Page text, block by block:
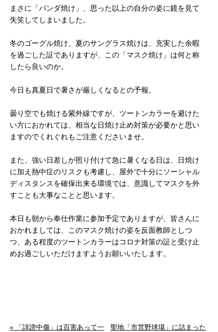
まさに「パンダ焼け」、思った以上の自分の姿に鏡を見て
失笑してしまいました。
冬のゴーグル焼け、夏のサングラス焼けは、充実した余暇
を過ごした証でありますが、この「マスク焼け」は何と称
したら良いのか。
今日も真夏日で暑さが厳しくなるとの予報。
曇り空でも焼ける紫外線ですが、ツートンカラーを避けた
い方におかれては、相当な日焼け止め対策が必要かと思い
ますのでくれぐれもご注意くださいませ。
また、強い日差しが照り付けて急に暑くなる日は、日焼け
に加え熱中症のリスクも考慮し、屋外で十分にソーシャル
ディスタンスを確保出来る環境では、意識してマスクを外
すことも大事なことと思います。
本日も朝から奉仕作業に参加予定でありますが、皆さんに
おかれましては、このマスク焼けの姿を反面教師としつ
つ、ある程度のツートンカラーはコロナ対策の証と受け止
めお過ごしいただけますようお願いいたします。
« 「誹謗中傷」は百害あって一
聖地「市営野球場」に詰まった